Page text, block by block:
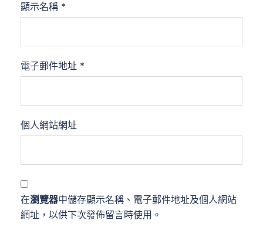
顯示名稱 *
電子郵件地址 *
個人網站網址
在瀏覽器中儲存顯示名稱、電子郵件地址及個人網站
網址，以供下次發佈留言時使用。